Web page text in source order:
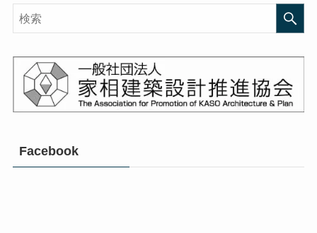
Facebook